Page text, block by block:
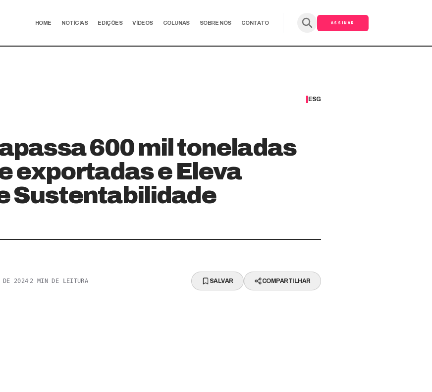
HOME NOTÍCIAS EDIÇÕES VÍDEOS COLUNAS SOBRE NÓS CONTATO ASSINAR
ESG
600 mil toneladas
exportadas e Eleva
Sustentabilidade
DE 2024·2 MIN DE LEITURA SALVAR COMPARTILHAR